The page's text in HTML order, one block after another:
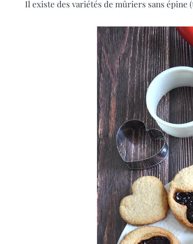
Il existe des variétés de mûriers sans